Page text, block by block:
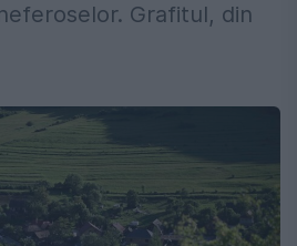
Grafitul, din